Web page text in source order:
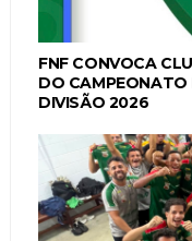
FNF CONVOCA
DO
DIVISÃO 2026